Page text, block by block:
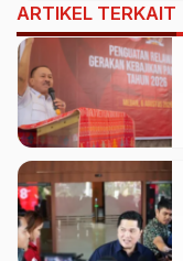
ARTIKEL TERKAIT